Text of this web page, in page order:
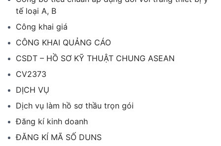
tế loại A, B
Công khai giá
CÔNG KHAI QUẢNG CÁO
CSDT – HỒ SƠ KỸ THUẬT CHUNG ASEAN
CV2373
DỊCH VỤ
Dịch vụ làm hồ sơ thầu trọn gói
Đăng kí kinh doanh
ĐĂNG KÍ MÃ SỐ DUNS